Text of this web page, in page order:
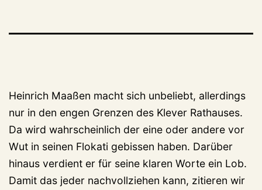
Heinrich Maaßen macht sich unbeliebt, allerdings
nur in den engen Grenzen des Klever Rathauses.
Da wird wahrscheinlich der eine oder andere vor
Wut in seinen Flokati gebissen haben. Darüber
hinaus verdient er für seine klaren Worte ein Lob.
Damit das jeder nachvollziehen kann, zitieren wir